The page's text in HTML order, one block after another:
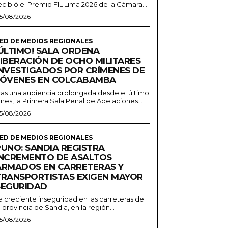
el Premio FIL Lima 2026 de la Cámara...
08/2026
DE MEDIOS REGIONALES
SALA ORDENA
DE OCHO MILITARES
POR CRÍMENES DE
EN COLCABAMBA
una audiencia prolongada desde el último
la Primera Sala Penal de Apelaciones...
08/2026
DE MEDIOS REGIONALES
SANDIA REGISTRA
DE ASALTOS
EN CARRETERAS Y
EXIGEN MAYOR
creciente inseguridad en las carreteras de
provincia de Sandia, en la región...
08/2026